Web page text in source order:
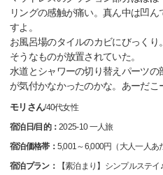
リングの感触が痛い。真ん中は凹
すよ。
お風呂場のタイルのカビにびっく
そうなものが放置されていた。
水道とシャワーの切り替えパーツ
が気付かなかったのかな。あーだこ
モリさん/40代女性
宿泊日/目的：2025-10 一人旅
宿泊価格帯： 5,001～6,000円（大人一人あ
宿泊プラン：
【素泊まり】シンプルステイ♪